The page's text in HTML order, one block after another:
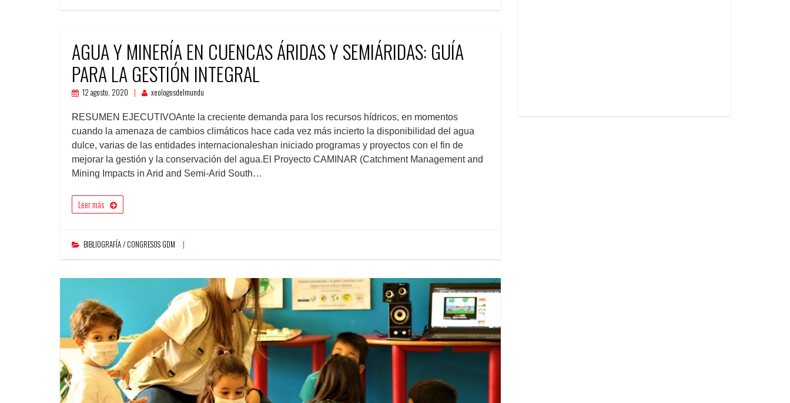
AGUA Y MINERÍA EN CUENCAS ÁRIDAS Y SEMIÁRIDAS: GUÍA
PARA LA GESTIÓN INTEGRAL
12 agosto, 2020 xeologosdelmundu
RESUMEN EJECUTIVOAnte la creciente demanda para los recursos hídricos, en momentos
cuando la amenaza de cambios climáticos hace cada vez más incierto la disponibilidad del agua
dulce, varias de las entidades internacionaleshan iniciado programas y proyectos con el fin de
mejorar la gestión y la conservación del agua.El Proyecto CAMINAR (Catchment Management and
Mining Impacts in Arid and Semi-Arid South…
Leer más
BIBLIOGRAFÍA / CONGRESOS GDM